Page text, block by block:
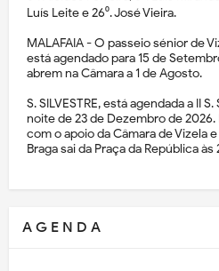
Luís Leite e 26⁰. José Vieira.
MALAFAIA - O passeio sénior de
está agendado para 15 de
abrem na Câmara a 1 de Agosto.
S. SILVESTRE, está agendada a II
noite de 23 de Dezembro de
com o apoio da Câmara de Vizela
Braga sai da Praça da República às
A G E N D A